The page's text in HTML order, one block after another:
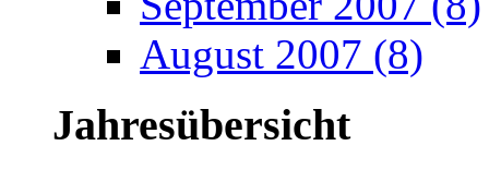
August 2007 (8)
Jahresübersicht